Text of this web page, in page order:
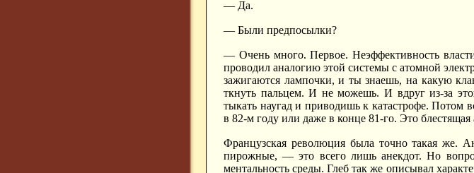
— Да.
— Были предпосылки?
— Очень много. Первое. Неэффективность
проводил аналогию этой системы с атомной
зажигаются лампочки, и ты знаешь, на какую
ткнуть пальцем. И не можешь. И вдруг из-за
тыкать наугад и приводишь к катастрофе.
в 82-м году или даже в конце 81-го. Это блестящая
Французская революция была точно такая же.
пирожные, — это всего лишь анекдот. Но
ментальность среды. Глеб так же описывал